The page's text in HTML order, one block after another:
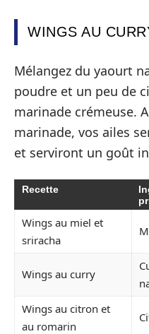
WINGS AU
Mélangez du yaourt
poudre et un peu de
marinade crémeuse.
marinade, vos ailes
et serviront un goût
Recette
Wings au miel et
sriracha
Wings au curry
Wings au citron et
au romarin